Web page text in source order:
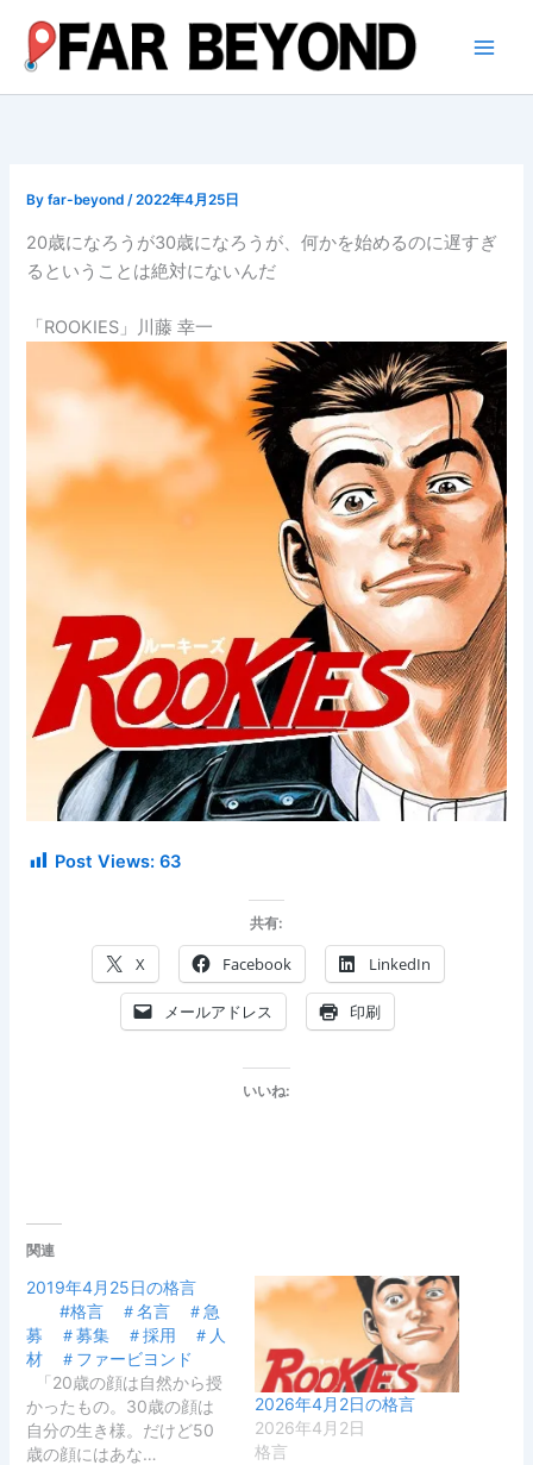
ス
Byfar-beyond/2022年4月25日
20歳になろうが30歳になろうが、何かを始めるのに遅すぎ
るということは絶対にないんだ
「ROOKIES」川藤 幸一
Post Views: 63
共有:
X Facebook LinkedIn
メールアドレス 印刷
いいね:
関連
2019年4月25日の格言
#格言 ＃名言 ＃急
募 ＃募集 ＃採用 ＃人
材 ＃ファービヨンド
「20歳の顔は自然から授
かったもの。30歳の顔は
自分の生き様。だけど50
歳の顔にはあな…
2026年4月2日の格言
2026年4月2日
格言